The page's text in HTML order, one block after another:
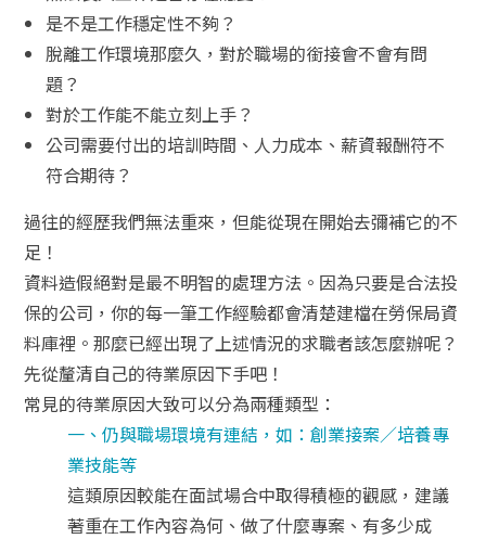
是不是工作穩定性不夠？
脫離工作環境那麼久，對於職場的銜接會不會有問
題？
對於工作能不能立刻上手？
公司需要付出的培訓時間、人力成本、薪資報酬符不
符合期待？
過往的經歷我們無法重來，但能從現在開始去彌補它的不
足！
資料造假絕對是最不明智的處理方法。因為只要是合法投
保的公司，你的每一筆工作經驗都會清楚建檔在勞保局資
料庫裡。那麼已經出現了上述情況的求職者該怎麼辦呢？
先從釐清自己的待業原因下手吧！
常見的待業原因大致可以分為兩種類型：
一、仍與職場環境有連結，如：創業接案／培養專
業技能等
這類原因較能在面試場合中取得積極的觀感，建議
著重在工作內容為何、做了什麼專案、有多少成